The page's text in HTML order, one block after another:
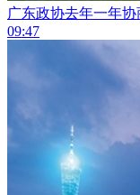
广东政协去年一年
09:47